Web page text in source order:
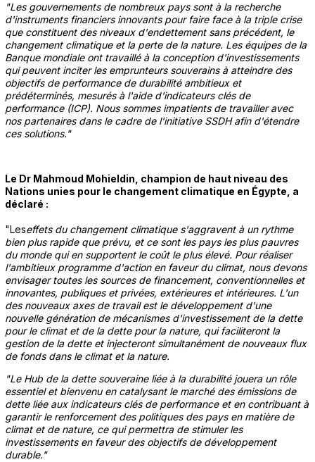
"Les gouvernements de nombreux pays sont à la recherche
d'instruments financiers innovants pour faire face à la triple crise
que constituent des niveaux d'endettement sans précédent, le
changement climatique et la perte de la nature. Les équipes de la
Banque mondiale ont travaillé à la conception d'investissements
qui peuvent inciter les emprunteurs souverains à atteindre des
objectifs de performance de durabilité ambitieux et
prédéterminés, mesurés à l'aide d'indicateurs clés de
performance (ICP). Nous sommes impatients de travailler avec
nos partenaires dans le cadre de l'initiative SSDH afin d'étendre
ces solutions."
Le Dr Mahmoud Mohieldin, champion de haut niveau des
Nations unies pour le changement climatique en Égypte, a
déclaré :
"Leseffets du changement climatique s'aggravent à un rythme
bien plus rapide que prévu, et ce sont les pays les plus pauvres
du monde qui en supportent le coût le plus élevé. Pour réaliser
l'ambitieux programme d'action en faveur du climat, nous devons
envisager toutes les sources de financement, conventionnelles et
innovantes, publiques et privées, extérieures et intérieures. L'un
des nouveaux axes de travail est le développement d'une
nouvelle génération de mécanismes d'investissement de la dette
pour le climat et de la dette pour la nature, qui faciliteront la
gestion de la dette et injecteront simultanément de nouveaux flux
de fonds dans le climat et la nature.
"Le Hub de la dette souveraine liée à la durabilité jouera un rôle
essentiel et bienvenu en catalysant le marché des émissions de
dette liée aux indicateurs clés de performance et en contribuant à
garantir le renforcement des politiques des pays en matière de
climat et de nature, ce qui permettra de stimuler les
investissements en faveur des objectifs de développement
durable."